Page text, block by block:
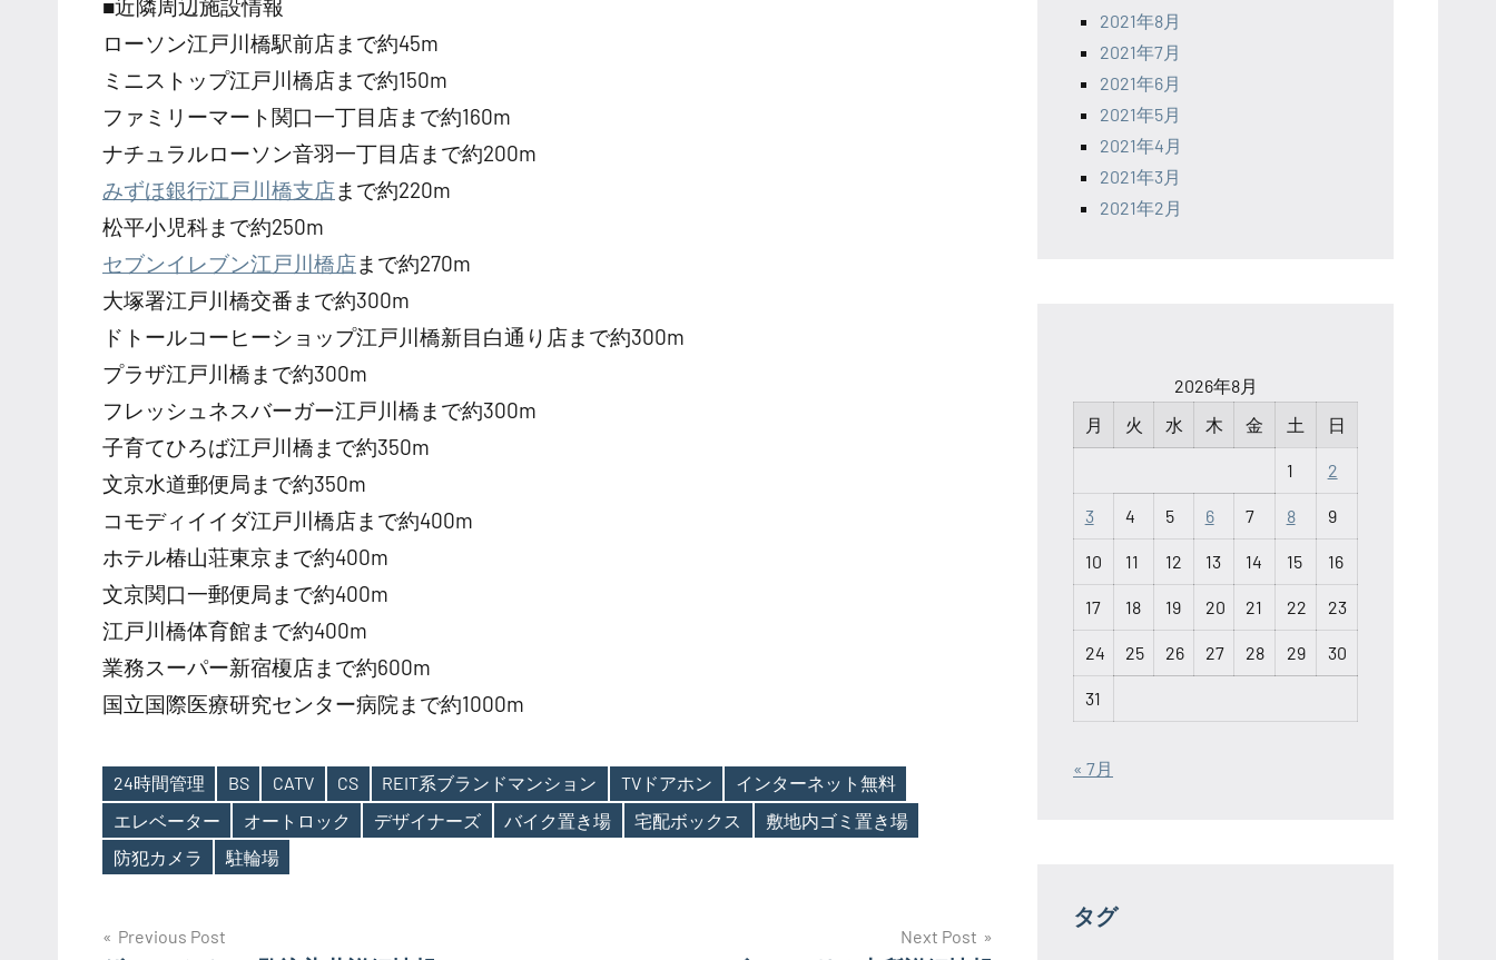
■近隣周辺施設情報
ローソン江戸川橋駅前店まで約45m
ミニストップ江戸川橋店まで約150m
ファミリーマート関口一丁目店まで約160m
ナチュラルローソン音羽一丁目店まで約200m
みずほ銀行江戸川橋支店まで約220m
松平小児科まで約250m
セブンイレブン江戸川橋店まで約270m
大塚署江戸川橋交番まで約300m
ドトールコーヒーショップ江戸川橋新目白通り店まで約300m
プラザ江戸川橋まで約300m
フレッシュネスバーガー江戸川橋まで約300m
子育てひろば江戸川橋まで約350m
文京水道郵便局まで約350m
コモディイイダ江戸川橋店まで約400m
ホテル椿山荘東京まで約400m
文京関口一郵便局まで約400m
江戸川橋体育館まで約400m
業務スーパー新宿榎店まで約600m
国立国際医療研究センター病院まで約1000m
Tags
24時間管理 BS CATV CS REIT系ブランドマンション TVドアホン
インターネット無料
エレベーター
オートロック デザイナーズ バイク置き場 宅配ボックス
敷地内ゴミ置き場
防犯カメラ
駐輪場
投Previous Post Next Post
2021年8月
2021年7月
2021年6月
2021年5月
2021年4月
2021年3月
2021年2月
2026年8月
月
火 水 木 金 土 日
1 2
3 4 5 6 7 8 9
10 11 12 13 14 15 16
17 18 19 20 21 22 23
24 25 26 27 28 29 30
31
« 7月
タグ